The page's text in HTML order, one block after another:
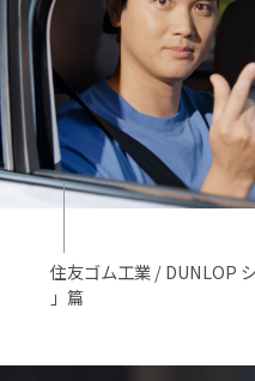
住友ゴム工業 / DUNLOP
」篇